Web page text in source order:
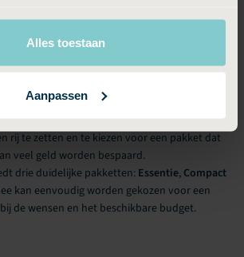
Alles toestaan
Aanpassen
met de kosten van een uitvaart in Etten-Leur?
hoeft niet onbetaalbaar te zijn. Door
rij te zetten en te kiezen voor een pakket dat
veel geld worden bespaard.
drie duidelijke pakketten: Essentie, Compact
kan eenvoudig worden gekozen voor een
de wensen en het beschikbare budget.